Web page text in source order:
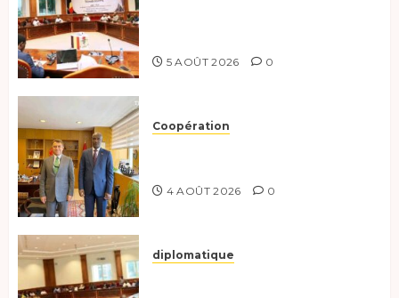
5 AOÛT 2026 0
Coopération
4 AOÛT 2026 0
diplomatique